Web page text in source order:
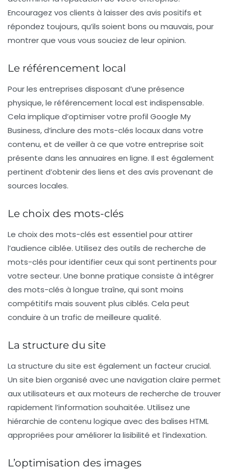
Encouragez vos clients à laisser des avis positifs et
répondez toujours, qu’ils soient bons ou mauvais, pour
montrer que vous vous souciez de leur opinion.
Le référencement local
Pour les entreprises disposant d’une présence
physique, le référencement local est indispensable.
Cela implique d’optimiser votre profil Google My
Business, d’inclure des mots-clés locaux dans votre
contenu, et de veiller à ce que votre entreprise soit
présente dans les annuaires en ligne. Il est également
pertinent d’obtenir des liens et des avis provenant de
sources locales.
Le choix des mots-clés
Le choix des mots-clés est essentiel pour attirer
l’audience ciblée. Utilisez des outils de recherche de
mots-clés pour identifier ceux qui sont pertinents pour
votre secteur. Une bonne pratique consiste à intégrer
des mots-clés à longue traîne, qui sont moins
compétitifs mais souvent plus ciblés. Cela peut
conduire à un trafic de meilleure qualité.
La structure du site
La structure du site est également un facteur crucial.
Un site bien organisé avec une navigation claire permet
aux utilisateurs et aux moteurs de recherche de trouver
rapidement l’information souhaitée. Utilisez une
hiérarchie de contenu logique avec des balises HTML
appropriées pour améliorer la lisibilité et l’indexation.
L’optimisation des images